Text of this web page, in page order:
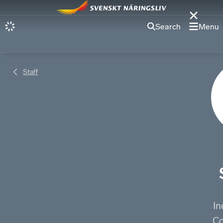
Search Menu
Staff